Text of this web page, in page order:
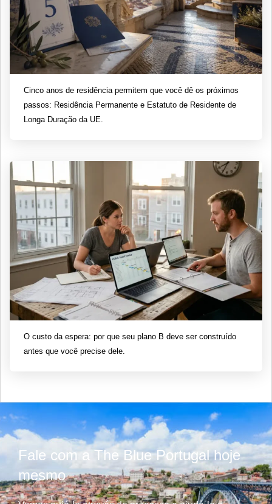
Cinco anos de residência permitem que você dê os próximos
passos: Residência Permanente e Estatuto de Residente de
Longa Duração da UE.
O custo da espera: por que seu plano B deve ser construído
antes que você precise dele.
Fale com a The Blue Portugal hoje
mesmo